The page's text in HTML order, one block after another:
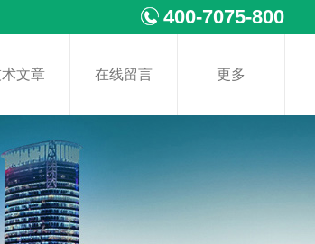
400-7075-800
文章 在线留言 更多